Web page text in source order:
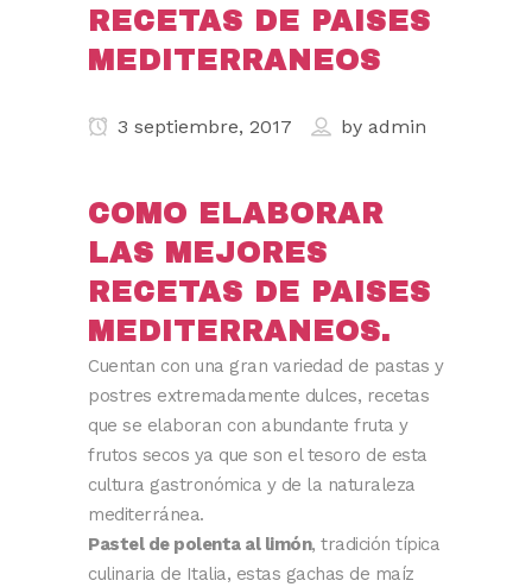
RECETAS DE PAISES
MEDITERRANEOS
3 septiembre, 2017 by admin
COMO ELABORAR
LAS MEJORES
RECETAS DE PAISES
MEDITERRANEOS.
Cuentan con una gran variedad de pastas y
postres extremadamente dulces, recetas
que se elaboran con abundante fruta y
frutos secos ya que son el tesoro de esta
cultura gastronómica y de la naturaleza
mediterránea.
Pastel de polenta al limón, tradición típica
culinaria de Italia, estas gachas de maíz